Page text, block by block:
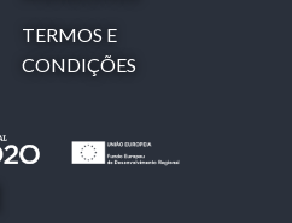
TERMOS E
CONDIÇÕES